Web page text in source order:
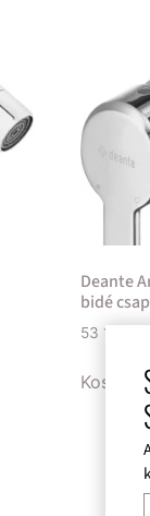
Deante
bidé
53 110